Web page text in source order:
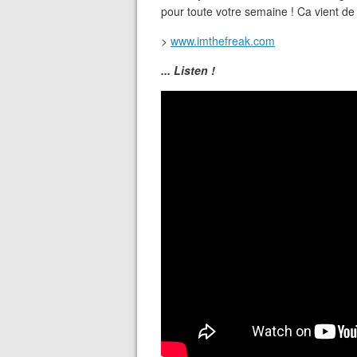
pour toute votre semaine ! Ca vient
> www.imthefreak.com
... Listen !